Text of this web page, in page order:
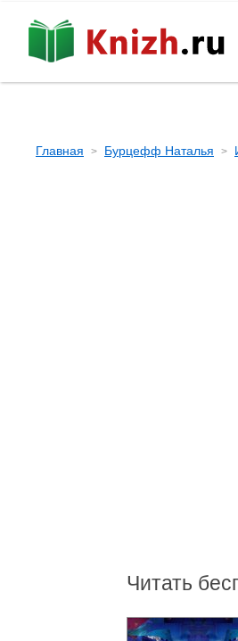
Главная Бурцефф Наталья
Читать